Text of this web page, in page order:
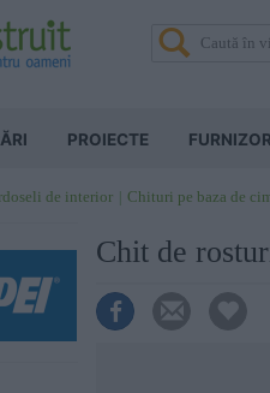
PROIECTE
de interior Chituri pe baza de
Chit de